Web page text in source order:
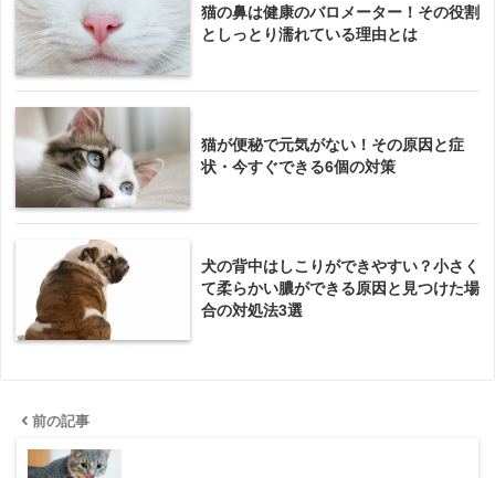
猫の鼻は健康のバロメーター！その役割
としっとり濡れている理由とは
猫が便秘で元気がない！その原因と症
状・今すぐできる6個の対策
犬の背中はしこりができやすい？小さく
て柔らかい膿ができる原因と見つけた場
合の対処法3選
前の記事